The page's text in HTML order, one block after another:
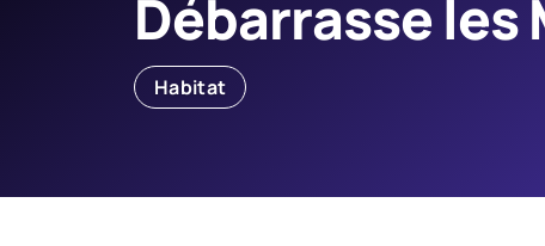
Débarrasse les
Habitat